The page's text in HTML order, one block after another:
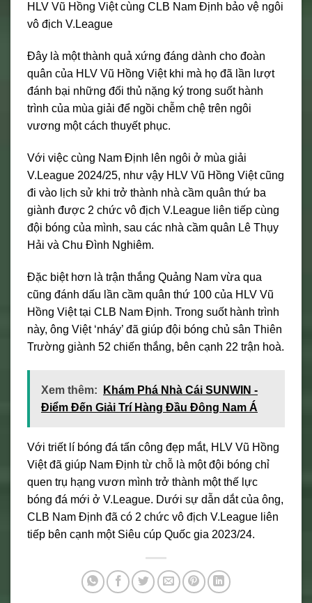
HLV Vũ Hồng Việt cùng CLB Nam Định bảo vệ ngôi
vô địch V.League
Đây là một thành quả xứng đáng dành cho đoàn
quân của HLV Vũ Hồng Việt khi mà họ đã lần lượt
đánh bại những đối thủ nặng ký trong suốt hành
trình của mùa giải để ngồi chễm chệ trên ngôi
vương một cách thuyết phục.
Với việc cùng Nam Định lên ngôi ở mùa giải
V.League 2024/25, như vậy HLV Vũ Hồng Việt cũng
đi vào lịch sử khi trở thành nhà cầm quân thứ ba
giành được 2 chức vô địch V.League liên tiếp cùng
đội bóng của mình, sau các nhà cầm quân Lê Thụy
Hải và Chu Đình Nghiêm.
Đặc biệt hơn là trận thắng Quảng Nam vừa qua
cũng đánh dấu lần cầm quân thứ 100 của HLV Vũ
Hồng Việt tại CLB Nam Định. Trong suốt hành trình
này, ông Việt ‘nháy’ đã giúp đội bóng chủ sân Thiên
Trường giành 52 chiến thắng, bên cạnh 22 trận hoà.
Xem thêm:
Khám Phá Nhà Cái SUNWIN -
Điểm Đến Giải Trí Hàng Đầu Đông Nam Á
Với triết lí bóng đá tấn công đẹp mắt, HLV Vũ Hồng
Việt đã giúp Nam Định từ chỗ là một đội bóng chỉ
quen trụ hạng vươn mình trở thành một thế lực
bóng đá mới ở V.League. Dưới sự dẫn dắt của ông,
CLB Nam Định đã có 2 chức vô địch V.League liên
tiếp bên cạnh một Siêu cúp Quốc gia 2023/24.